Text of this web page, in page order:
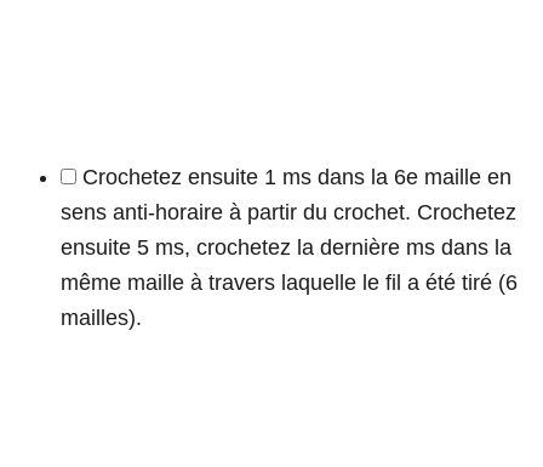
Crochetez ensuite 1 ms dans la 6e maille en
sens anti-horaire à partir du crochet. Crochetez
ensuite 5 ms, crochetez la dernière ms dans la
même maille à travers laquelle le fil a été tiré (6
mailles).